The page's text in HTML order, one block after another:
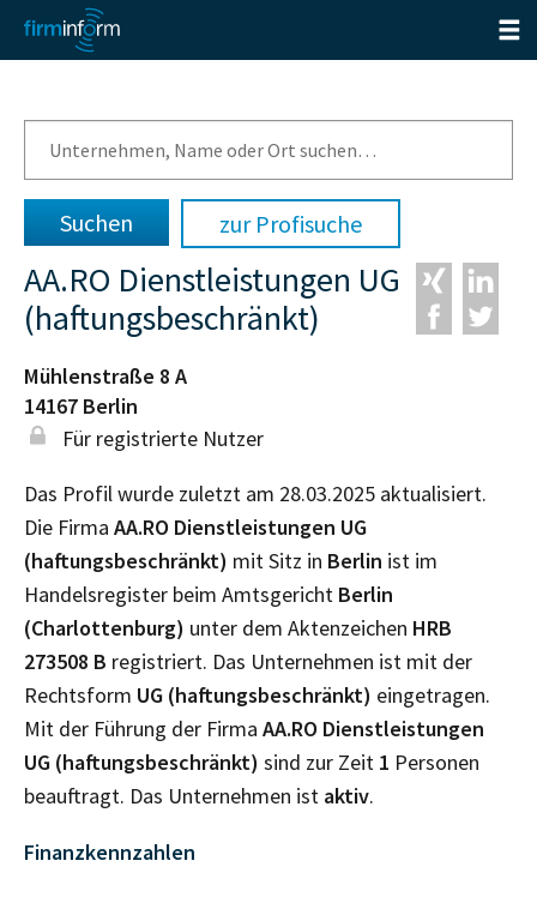
zur Profisuche
AA.RO Dienstleistungen UG
(haftungsbeschränkt)
Mühlenstraße 8 A
14167 Berlin
Für registrierte Nutzer
Das Profil wurde zuletzt am 28.03.2025 aktualisiert.
Die Firma AA.RO Dienstleistungen UG
(haftungsbeschränkt) mit Sitz in Berlin ist im
Handelsregister beim Amtsgericht Berlin
(Charlottenburg) unter dem Aktenzeichen HRB
273508 B registriert. Das Unternehmen ist mit der
Rechtsform UG (haftungsbeschränkt) eingetragen.
Mit der Führung der Firma AA.RO Dienstleistungen
UG (haftungsbeschränkt) sind zur Zeit 1 Personen
beauftragt. Das Unternehmen ist aktiv.
Finanzkennzahlen